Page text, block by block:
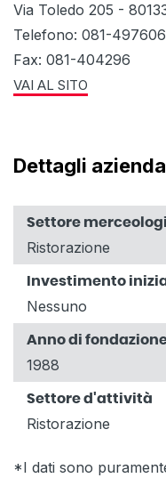
Via Toledo 205 -
Telefono: 081-
Fax: 081-404296
VAI AL SITO
Dettagli azienda
Settore
Ristorazione
Investimento
Nessuno
Anno di
1988
Settore d'attività
Ristorazione
*I dati sono